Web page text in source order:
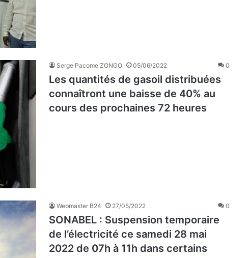
Serge Pacome ZONGO 05/06/2022 0
Les quantités de gasoil distribuées
connaîtront une baisse de 40% au
cours des prochaines 72 heures
Webmaster B24 27/05/2022 0
SONABEL : Suspension temporaire
de l’électricité ce samedi 28 mai
2022 de 07h à 11h dans certains